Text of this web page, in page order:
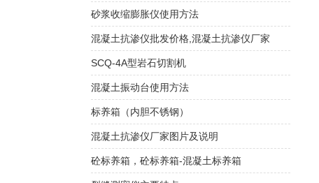
砂浆收缩膨胀仪使用方法
混凝土抗渗仪批发价格,混凝土抗渗仪厂家
SCQ-4A型岩石切割机
混凝土振动台使用方法
标养箱（内胆不锈钢）
混凝土抗渗仪厂家图片及说明
砼标养箱，砼标养箱-混凝土标养箱